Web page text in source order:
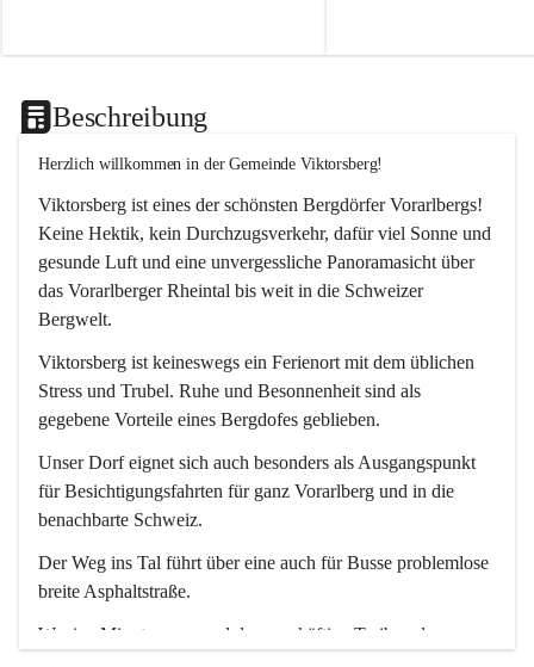
Beschreibung
Herzlich willkommen in der Gemeinde Viktorsberg!
Viktorsberg ist eines der schönsten Bergdörfer Vorarlbergs!
Keine Hektik, kein Durchzugsverkehr, dafür viel Sonne und
gesunde Luft und eine unvergessliche Panoramasicht über
das Vorarlberger Rheintal bis weit in die Schweizer
Bergwelt.
Viktorsberg ist keineswegs ein Ferienort mit dem üblichen
Stress und Trubel. Ruhe und Besonnenheit sind als
gegebene Vorteile eines Bergdofes geblieben.
Unser Dorf eignet sich auch besonders als Ausgangspunkt
für Besichtigungsfahrten für ganz Vorarlberg und in die
benachbarte Schweiz.
Der Weg ins Tal führt über eine auch für Busse problemlose
breite Asphaltstraße.
Wenige Minuten nur, und das geschäftige Treiben der